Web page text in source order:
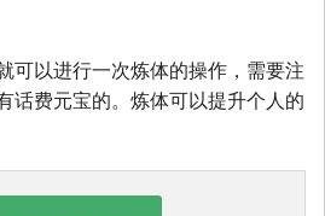
可以进行一次炼体的操作，需要注
话费元宝的。炼体可以提升个人的